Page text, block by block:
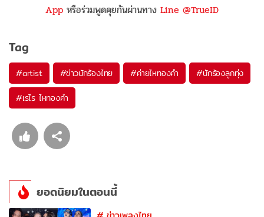
App หรือร่วมพูดคุยกันผ่านทาง Line @TrueID
Tag
#artist #ข่าวนักร้องไทย #ค่ายไหทองคำ #นักร้องลูกทุ่ง
#เรไร ไหทองคำ
ยอดนิยมในตอนนี้